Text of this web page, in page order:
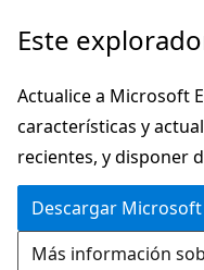
Ir
contenido
principal
Este
Actualice a Microsoft
características y
recientes, y disponer
Descargar Microsoft
Más información